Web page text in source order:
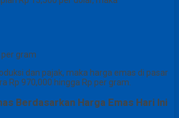
per gram
dan pajak, maka harga emas di pasar
Rp 970,000 hingga Rp per gram.
Berdasarkan Harga Emas Hari Ini